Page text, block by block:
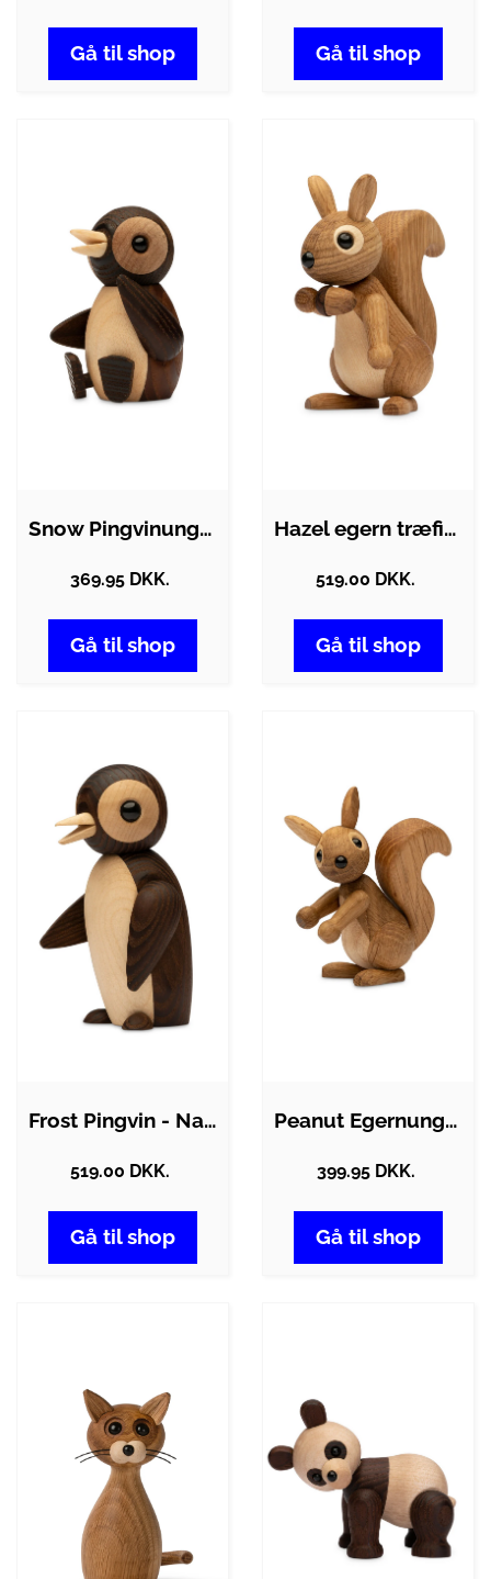
Gå til shop Gå til shop
Snow Pingvinunge - Natur
369.95 DKK.
Gå til shop
Hazel egern træfigur - Natur
519.00 DKK.
Gå til shop
Frost Pingvin - Natur
519.00 DKK.
Gå til shop
Peanut Egernunge - Natur
399.95 DKK.
Gå til shop